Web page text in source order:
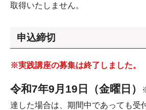
取得いたしません。
申込締切
※実践講座の募集は終了しました。
令和7年9月19日（金曜日）
達した場合は、期間中であっても受